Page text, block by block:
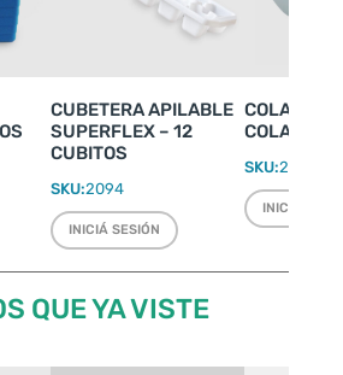
CUBETERA APILABLE
SUPERFLEX – 12
CUBITOS
SKU:2094
INICIÁ SESIÓN
COLADOR
SKU:2053
INICIÁ
QUE YA VISTE